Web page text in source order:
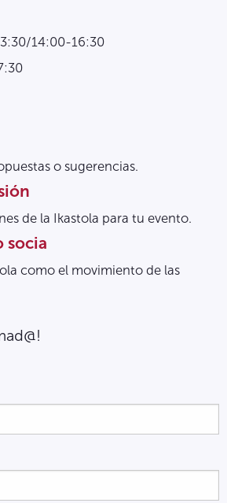
14:00-16:30
o sugerencias.
de la Ikastola para tu evento.
socia
como el movimiento de las